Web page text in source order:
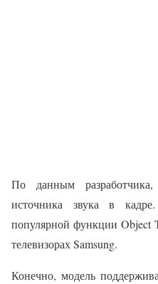
По данным
источника звука в
популярной функции Object
телевизорах Samsung.
Конечно, модель